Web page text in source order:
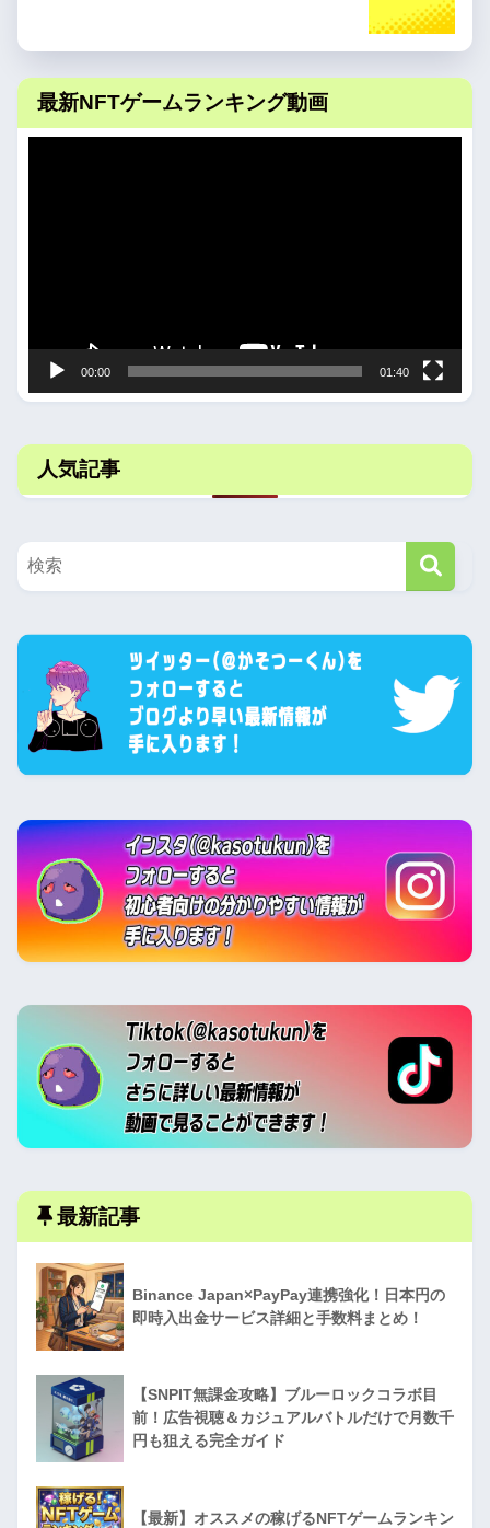
最新NFTゲームランキング動画
00:00 01:40
人気記事
最新記事
Binance Japan×PayPay連携強化！日本円の
即時入出金サービス詳細と手数料まとめ！
【SNPIT無課金攻略】ブルーロックコラボ目
前！広告視聴＆カジュアルバトルだけで月数千
円も狙える完全ガイド
【最新】オススメの稼げるNFTゲームランキン